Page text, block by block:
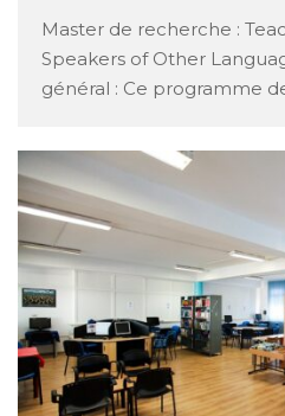
Master de recherche :
Speakers of Other
général : Ce programme
appliquée à vocation
pour objectif de préparer
programmes doctoraux.
Le Mastère en TESOL vise,